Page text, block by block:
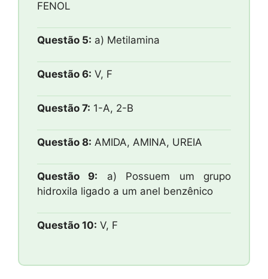
FENOL
Questão 5: a) Metilamina
Questão 6: V, F
Questão 7: 1-A, 2-B
Questão 8: AMIDA, AMINA, UREIA
Questão 9: a) Possuem um grupo
hidroxila ligado a um anel benzênico
Questão 10: V, F